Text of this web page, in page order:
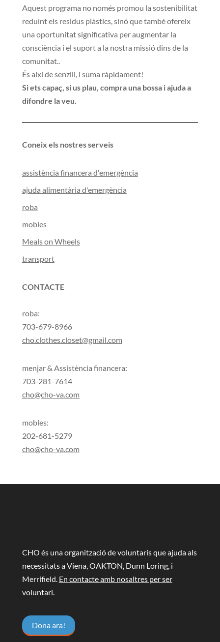
Aquest programa no només promou la sostenibilitat
reduint els residus plàstics, sinó que també ofereix
una oportunitat significativa per augmentar la
consciència i el suport a la nostra missió dins de la
comunitat..
És així de senzill, i suma ràpidament!
Si ets capaç, si us plau, compra una bossa i ajuda a
difondre la veu.
Coneix els nostres serveis
assistència financera d'emergència
ajuda alimentària d'emergència
roba
mobles
Meals on Wheels
transport
CONTACTE
roba:
703-679-8966
cho.clothes.closet@gmail.com
menjar & Assistència financera:
703-281-7614
cho@cho-va.com
mobles:
202-681-5279
cho@cho-va.com
CHO és una organització de voluntaris que ajuda als
necessitats a Viena, OAKTON, Dunn Loring, i
Merrifield. En contacte amb nosaltres per ser
voluntari.
Dona ara!